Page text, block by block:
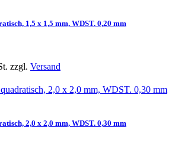
1,5 x 1,5 mm, WDST. 0,20 mm
zzgl. Versand
2,0 x 2,0 mm, WDST. 0,30 mm